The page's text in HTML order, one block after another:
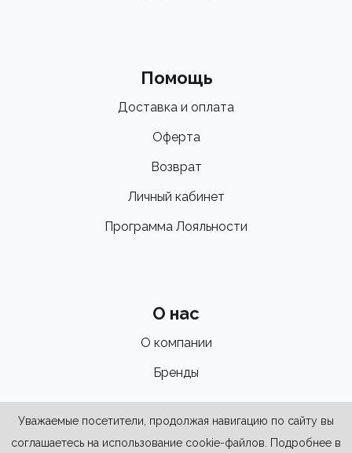
Помощь
Доставка и оплата
Оферта
Возврат
Личный кабинет
Программа Лояльности
О нас
О компании
Бренды
Уважаемые посетители, продолжая навигацию по сайту вы
соглашаетесь на использование cookie-файлов. Подробнее в